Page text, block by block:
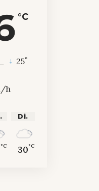
°C
25°
h
°C
Di.
30°C